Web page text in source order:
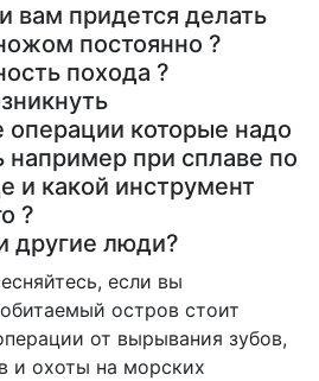
вам придется делать
постоянно ?
похода ?
которые надо
например при сплаве по
и какой инструмент
?
другие люди?
если вы
остров стоит
от вырывания зубов,
и охоты на морских